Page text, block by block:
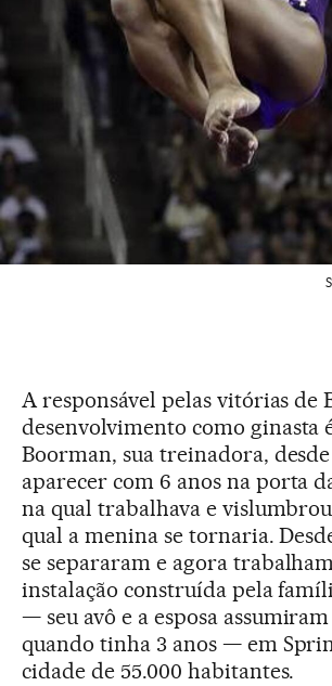
A responsável pelas vitórias de
desenvolvimento como ginasta
Boorman, sua treinadora,
aparecer com 6 anos na porta
na qual trabalhava e
qual a menina se tornaria.
se separaram e agora
instalação construída pela
— seu avô e a esposa
quando tinha 3 anos — em
cidade de 55.000 habitantes.